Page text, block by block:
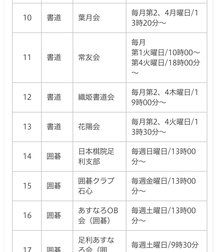
10 書道 葉月会
毎月第2、4月曜日/1
3時20分～
11 書道 常友会
毎月
第1火曜日/10時00～
第4火曜日/18時00分
～
12 書道 織姫書道会
毎月第2、4木曜日/1
9時00分～
13 書道 花陽会
毎月第2、4火曜日/1
3時30分～
14 囲碁
日本棋院足
利支部
毎週日曜日/13時00
分～
15 囲碁
囲碁クラブ
石心
毎週金曜日/13時00
分～
16 囲碁
あすなろOB
会（囲碁）
毎週土曜日/13時00
分～
17 囲碁
足利あすな
ろ会（囲
毎週土曜日/9時30分